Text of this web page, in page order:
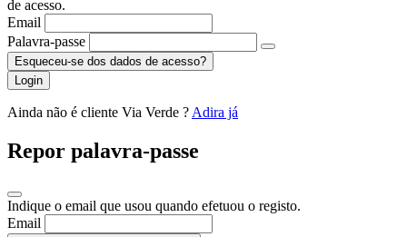
de acesso.
Email
Palavra-passe
Esqueceu-se dos dados de acesso?
Login
Ainda não é cliente Via Verde ? Adira já
Repor palavra-passe
Indique o email que usou quando efetuou o registo.
Email